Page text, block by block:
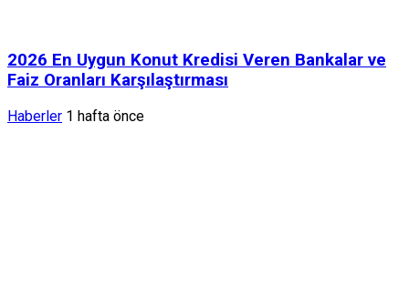
2026 En Uygun Konut Kredisi Veren Bankalar ve
Faiz Oranları Karşılaştırması
Haberler 1 hafta önce